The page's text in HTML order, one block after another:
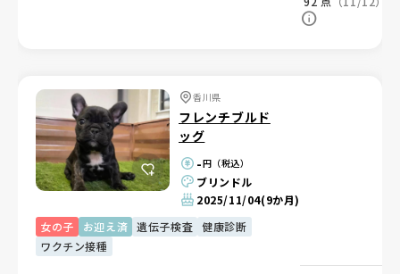
香川県
フレンチブルド
ッグ
-円（税込）
ブリンドル
2025/11/04(9か月)
女の子
お迎え済 遺伝子検査
健康診断
ワクチン接種